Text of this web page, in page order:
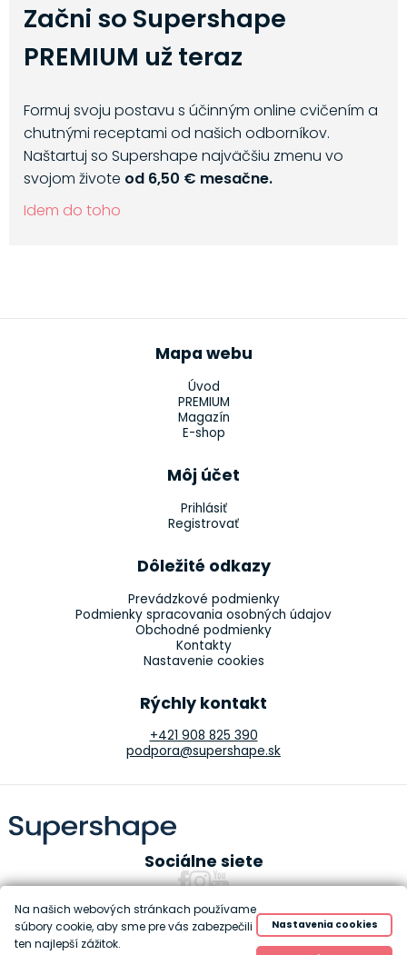
Začni so Supershape
PREMIUM už teraz
Formuj svoju postavu s účinným online cvičením a
chutnými receptami od našich odborníkov.
Naštartuj so Supershape najväčšiu zmenu vo
svojom živote od 6,50 € mesačne.
Idem do toho
Mapa webu
Úvod
PREMIUM
Magazín
E-shop
Môj účet
Prihlásiť
Registrovať
Dôležité odkazy
Prevádzkové podmienky
Podmienky spracovania osobných údajov
Obchodné podmienky
Kontakty
Nastavenie cookies
Rýchly kontakt
+421 908 825 390
podpora@supershape.sk
Sociálne siete
Copyright 2010-2026 Supershape
Na našich webových stránkach používame
súbory cookie, aby sme pre vás zabezpečili
ten najlepší zážitok.
Nastavenia cookies